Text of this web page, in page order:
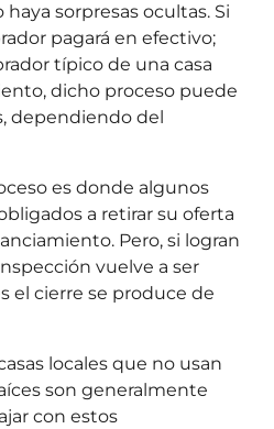
sorpresas ocultas. Si
pagará en efectivo;
típico de una casa
dicho proceso puede
dependiendo del
es donde algunos
a retirar su oferta
Pero, si logran
vuelve a ser
el cierre se produce de
locales que no usan
son generalmente
con estos